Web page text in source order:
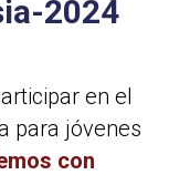
2024
en el
para jóvenes
con